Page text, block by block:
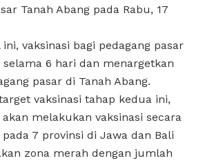
Tanah Abang pada Rabu, 17
vaksinasi bagi pedagang pasar
6 hari dan menargetkan
pasar di Tanah Abang.
vaksinasi tahap kedua ini,
melakukan vaksinasi secara
7 provinsi di Jawa dan Bali
zona merah dengan jumlah